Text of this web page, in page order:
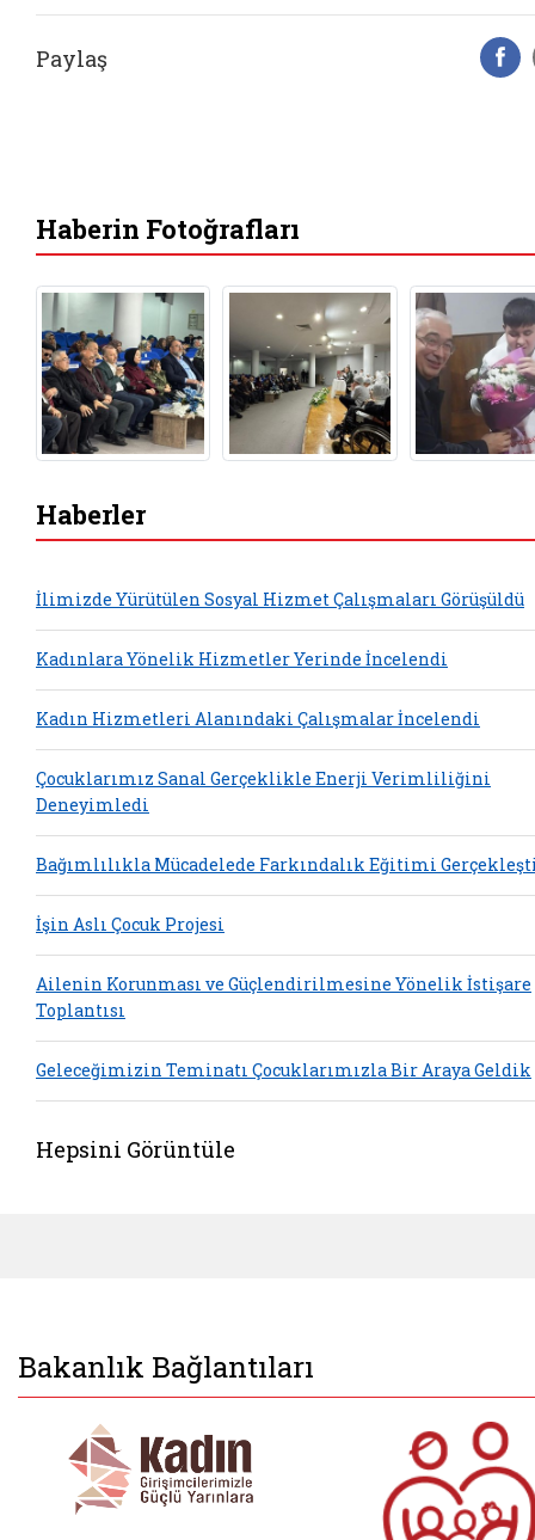
Paylaş
Haberin Fotoğrafları
Haberler
İlimizde Yürütülen Sosyal Hizmet Çalışmaları Görüşüldü
Kadınlara Yönelik Hizmetler Yerinde İncelendi
Kadın Hizmetleri Alanındaki Çalışmalar İncelendi
Çocuklarımız Sanal Gerçeklikle Enerji Verimliliğini
Deneyimledi
Bağımlılıkla Mücadelede Farkındalık Eğitimi
İşin Aslı Çocuk Projesi
Ailenin Korunması ve Güçlendirilmesine Yönelik İstişare
Toplantısı
Geleceğimizin Teminatı Çocuklarımızla Bir Araya Geldik
Hepsini Görüntüle
Bakanlık Bağlantıları